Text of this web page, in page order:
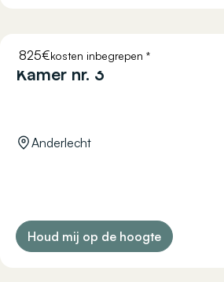
825€kosten inbegrepen *
COURTOISIE 11
Kamer nr. 3
Anderlecht
Houd mij op de hoogte